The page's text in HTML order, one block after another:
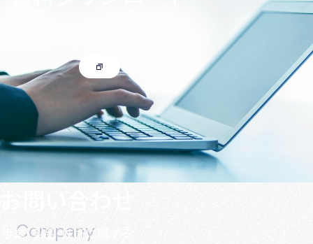
事業・製品・技術に関する
Company